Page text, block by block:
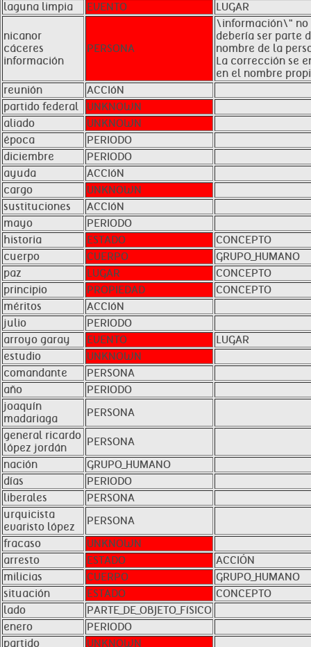
laguna limpia
EVENTO LUGAR
nicanor
cáceres
información
PERSONA
\información\" no
debería ser parte
nombre de la
La corrección se
en el nombre
reunión
ACCIóN
partido federal
UNKNOWN
aliado
UNKNOWN
época
PERIODO
diciembre
PERIODO
ayuda
ACCIóN
cargo
UNKNOWN
sustituciones
ACCIóN
mayo
PERIODO
historia
ESTADO
CONCEPTO
cuerpo
CUERPO
GRUPO_HUMANO
paz
LUGAR
CONCEPTO
principio
PROPIEDAD
CONCEPTO
méritos
ACCIóN
julio
PERIODO
arroyo garay
EVENTO
LUGAR
estudio
UNKNOWN
comandante
PERSONA
año
PERIODO
joaquín
madariaga
PERSONA
general ricardo
lópez jordán
PERSONA
nación
GRUPO_HUMANO
días
PERIODO
liberales
PERSONA
urquicista
evaristo lópez
PERSONA
fracaso
UNKNOWN
arresto
ESTADO
ACCIÓN
milicias
CUERPO
GRUPO_HUMANO
situación
ESTADO
CONCEPTO
lado
PARTE_DE_OBJETO_FíSICO
enero
PERIODO
partido
UNKNOWN